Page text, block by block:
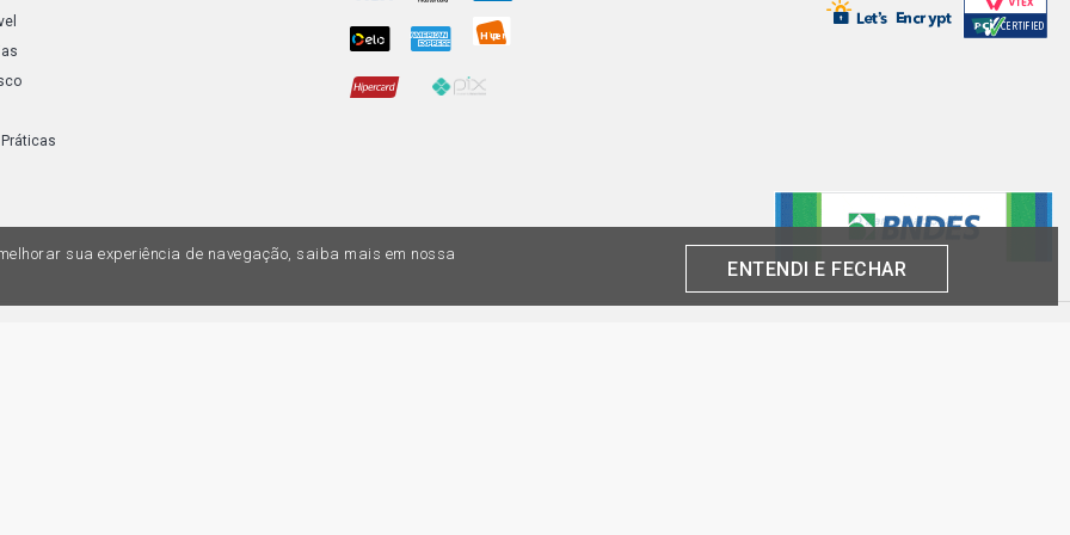
XSARA PICASSO EXCLUSIVE MINIVAN 2.0 16V
sua experiência de navegação, saiba mais em nossa
ENTENDI E FECHAR